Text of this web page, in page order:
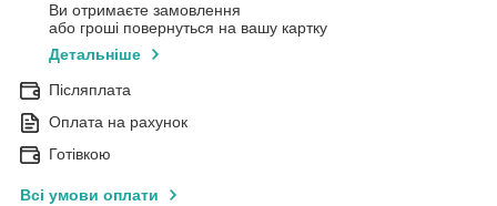
Ви отримаєте замовлення
або гроші повернуться на вашу картку
Детальніше
Післяплата
Оплата на рахунок
Готівкою
Всі умови оплати